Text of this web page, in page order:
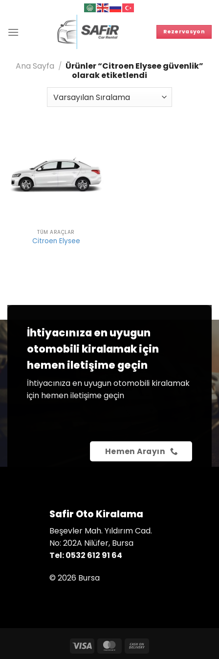
Rezervasyon
Ana Sayfa / Ürünler “Citroen Elysee güvenlik”
olarak etiketlendi
TÜM ARAÇLAR
Citroen Elysee
İhtiyacınıza en uyugun
otomobili kiralamak için
hemen iletişime geçin
İhtiyacınıza en uyugun otomobili kiralamak
için hemen iletişime geçin
Hemen Arayın
Safir Oto Kiralama
Beşevler Mah. Yıldırım Cad.
No: 202A Nilüfer, Bursa
Tel: 0532 612 91 64
© 2026 Bursa